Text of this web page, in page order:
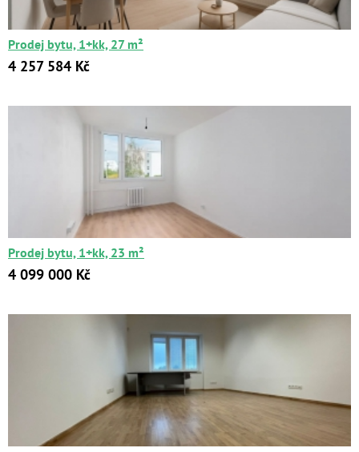
Prodej bytu, 1+kk, 27 m²
4 257 584 Kč
Prodej bytu, 1+kk, 23 m²
4 099 000 Kč